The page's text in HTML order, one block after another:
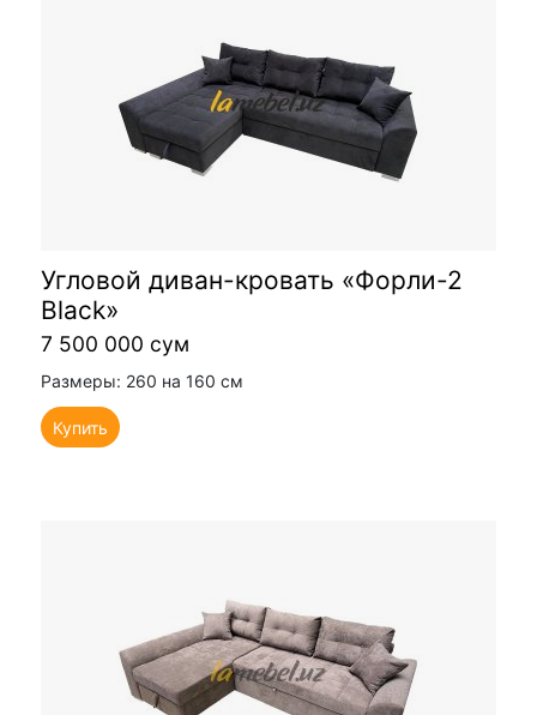
Угловой диван-кровать «Форли-2
Black»
7 500 000 сум
Размеры: 260 на 160 см
Купить